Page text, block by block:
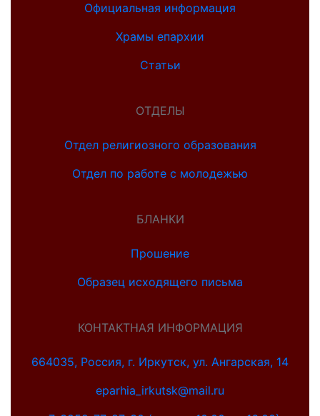
Официальная информация
Храмы епархии
Статьи
ОТДЕЛЫ
Отдел религиозного образования
Отдел по работе с молодежью
БЛАНКИ
Прошение
Образец исходящего письма
КОНТАКТНАЯ ИНФОРМАЦИЯ
664035, Россия, г. Иркутск, ул. Ангарская, 14
eparhia_irkutsk@mail.ru